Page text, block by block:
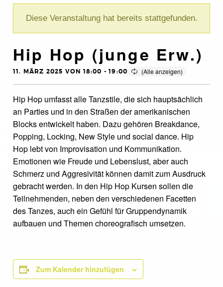
Diese Veranstaltung hat bereits stattgefunden.
Hip Hop (junge Erw.)
11. MÄRZ 2025 VON 18:00 -19:00
Hip Hop umfasst alle Tanzstile, die sich hauptsächlich
an Parties und in den Straßen der amerikanischen
Blocks entwickelt haben. Dazu gehören Breakdance,
Popping, Locking, New Style und social dance. Hip
Hop lebt von Improvisation und Kommunikation.
Emotionen wie Freude und Lebenslust, aber auch
Schmerz und Aggresivität können damit zum Ausdruck
gebracht werden. In den Hip Hop Kursen sollen die
Teilnehmenden, neben den verschiedenen Facetten
des Tanzes, auch ein Gefühl für Gruppendynamik
aufbauen und Themen choreografisch umsetzen.
Zum Kalender hinzufügen